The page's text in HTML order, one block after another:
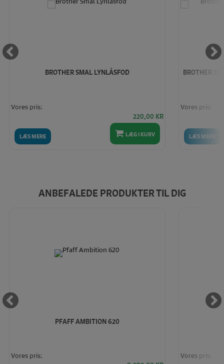
BROTHER SMAL LYNLÅSFOD
LÆS MERE
Vores pris:
220,00 KR
LÆG I KURV
BROTHER
LÆS MERE
Vores pris:
ANBEFALEDE PRODUKTER TIL DIG
PFAFF AMBITION 620
Vores pris: Vores pris: